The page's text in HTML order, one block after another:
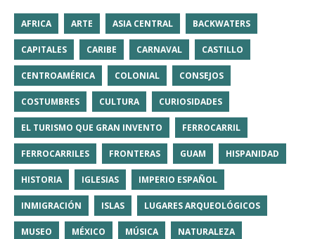
AFRICA ARTE ASIA CENTRAL BACKWATERS
CAPITALES CARIBE CARNAVAL CASTILLO
CENTROAMÉRICA COLONIAL CONSEJOS
COSTUMBRES CULTURA CURIOSIDADES
EL TURISMO QUE GRAN INVENTO FERROCARRIL
FERROCARRILES FRONTERAS GUAM HISPANIDAD
HISTORIA IGLESIAS IMPERIO ESPAÑOL
INMIGRACIÓN ISLAS LUGARES ARQUEOLÓGICOS
MUSEO MÉXICO MÚSICA NATURALEZA